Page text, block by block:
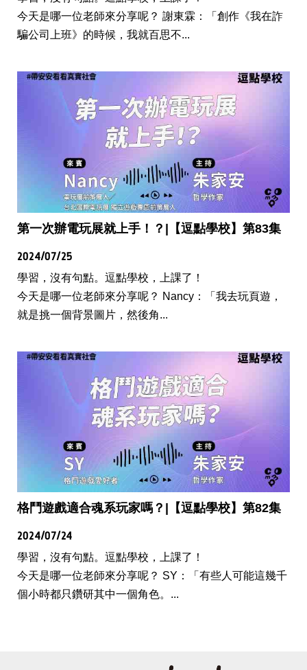
今天是哪一位老師來分享呢？ 謝東霖：「創作《我在詐
騙公司上班》的時候，我就百思不...
第一次辦電玩展就上手！？|【逗點學校】第83集
2024/07/25
學習，沒有句點。逗點學校，上課了！
今天是哪一位老師來分享呢？ Nancy：「我去玩頁遊，
就是挑一個背景圖片，然後角...
格鬥遊戲適合魂系玩家嗎？|【逗點學校】第82集
2024/07/24
學習，沒有句點。逗點學校，上課了！
今天是哪一位老師來分享呢？ SY：「有些人可能這幾千
個小時都只鑽研其中一個角色。...